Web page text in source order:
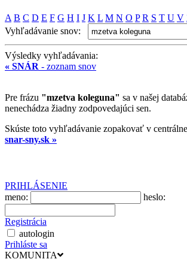
A B C D E F G H I J K L M N O P R S T U V
Vyhľadávanie snov:
Výsledky vyhľadávania:
« SNÁR - zoznam snov
Pre frázu "mzetva koleguna" sa v našej
nenechádza žiadny zodpovedajúci sen.
Skúste toto vyhľadávanie zopakovať v
snar-sny.sk »
PRIHLÁSENIE
meno:
heslo:
Registrácia
autologin
Prihláste sa
KOMUNITA